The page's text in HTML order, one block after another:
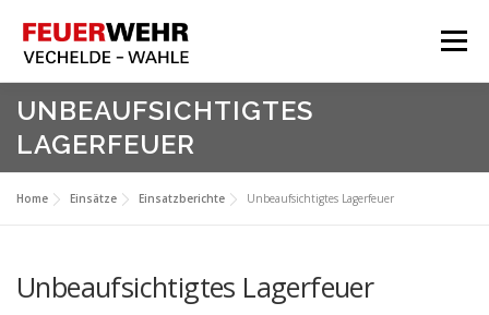
Inhalt
springen
Menü
HOME
Aktuelles
Über Uns
Meine Feuerwehr
UNBEAUFSICHTIGTES
LAGERFEUER
Home Einsätze Einsatzberichte Unbeaufsichtigtes Lagerfeuer
Unbeaufsichtigtes Lagerfeuer